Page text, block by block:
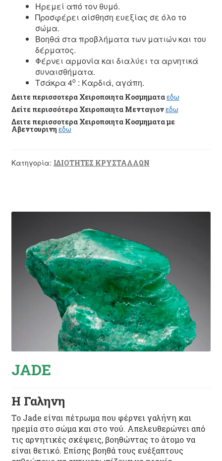
Ηρεμεί από τον θυμό.
Προσφέρει αίσθηση ευεξίας σε όλο το
σώμα.
Βοηθά στα προβλήματα των ματιών και του
δέρματος.
Φέρνει αρμονία και διαλύει τα αρνητικά
συναισθήματα.
Τσάκρα 4ο : Καρδιά, αγάπη.
Δειτε περισσοτερα Χειροποιητα Κοσμηματαεδω
Δείτε περισσότερα Χειροποιητα Μενταγιονεδω
Δειτε περισσοτερα Χειροποιητα Κοσμηματα με
Αβεντουρινη εδω
Κατηγορία: ΙΔΙΟΤΗΤΕΣ ΚΡΥΣΤΑΛΛΩΝ
JADE
Η Γαληνη
Το Jade είναι πέτρωμα που φέρνει γαλήνη και
ηρεμία στο σώμα και στο νού. Απελευθερώνει από
τις αρνητικές σκέψεις, βοηθώντας το άτομο να
είναι θετικό. Επίσης βοηθά τους ευέξαπτους